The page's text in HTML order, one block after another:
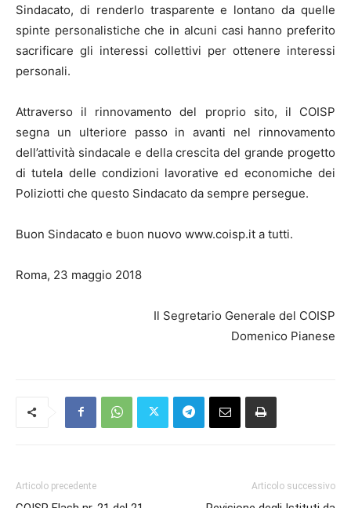
Sindacato, di renderlo trasparente e lontano da quelle
spinte personalistiche che in alcuni casi hanno preferito
sacrificare gli interessi collettivi per ottenere interessi
personali.
Attraverso il rinnovamento del proprio sito, il COISP
segna un ulteriore passo in avanti nel rinnovamento
dell’attività sindacale e della crescita del grande progetto
di tutela delle condizioni lavorative ed economiche dei
Poliziotti che questo Sindacato da sempre persegue.
Buon Sindacato e buon nuovo www.coisp.it a tutti.
Roma, 23 maggio 2018
Il Segretario Generale del COISP
Domenico Pianese
Articolo precedente Articolo successivo